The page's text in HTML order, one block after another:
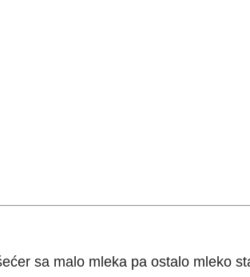
sa malo mleka pa ostalo mleko